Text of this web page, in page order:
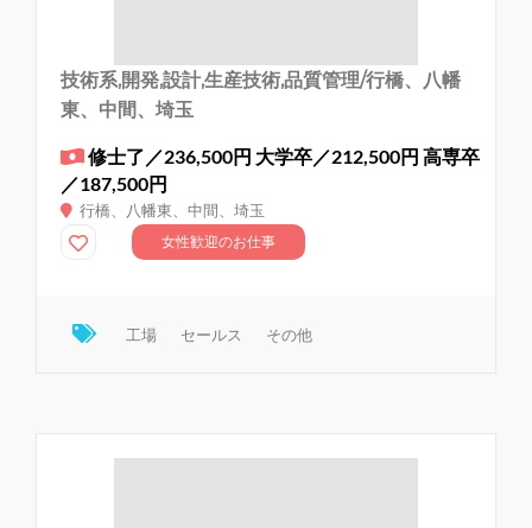
技術系,開発,設計,生産技術,品質管理/行橋、八幡
東、中間、埼玉
修士了／236,500円 大学卒／212,500円 高専卒
／187,500円
行橋、八幡東、中間、埼玉
女性歓迎のお仕事
工場 セールス その他